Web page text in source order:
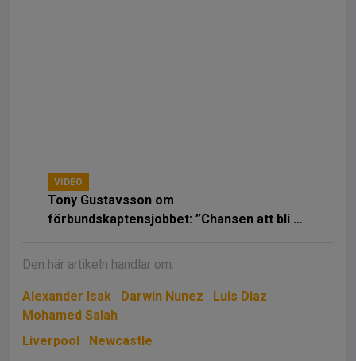
VIDEO
Tony Gustavsson om
förbundskaptensjobbet: ”Chansen att bli en
Den här artikeln handlar om:
Alexander Isak Darwin Nunez
Luis Diaz
Mohamed Salah
Liverpool
Newcastle